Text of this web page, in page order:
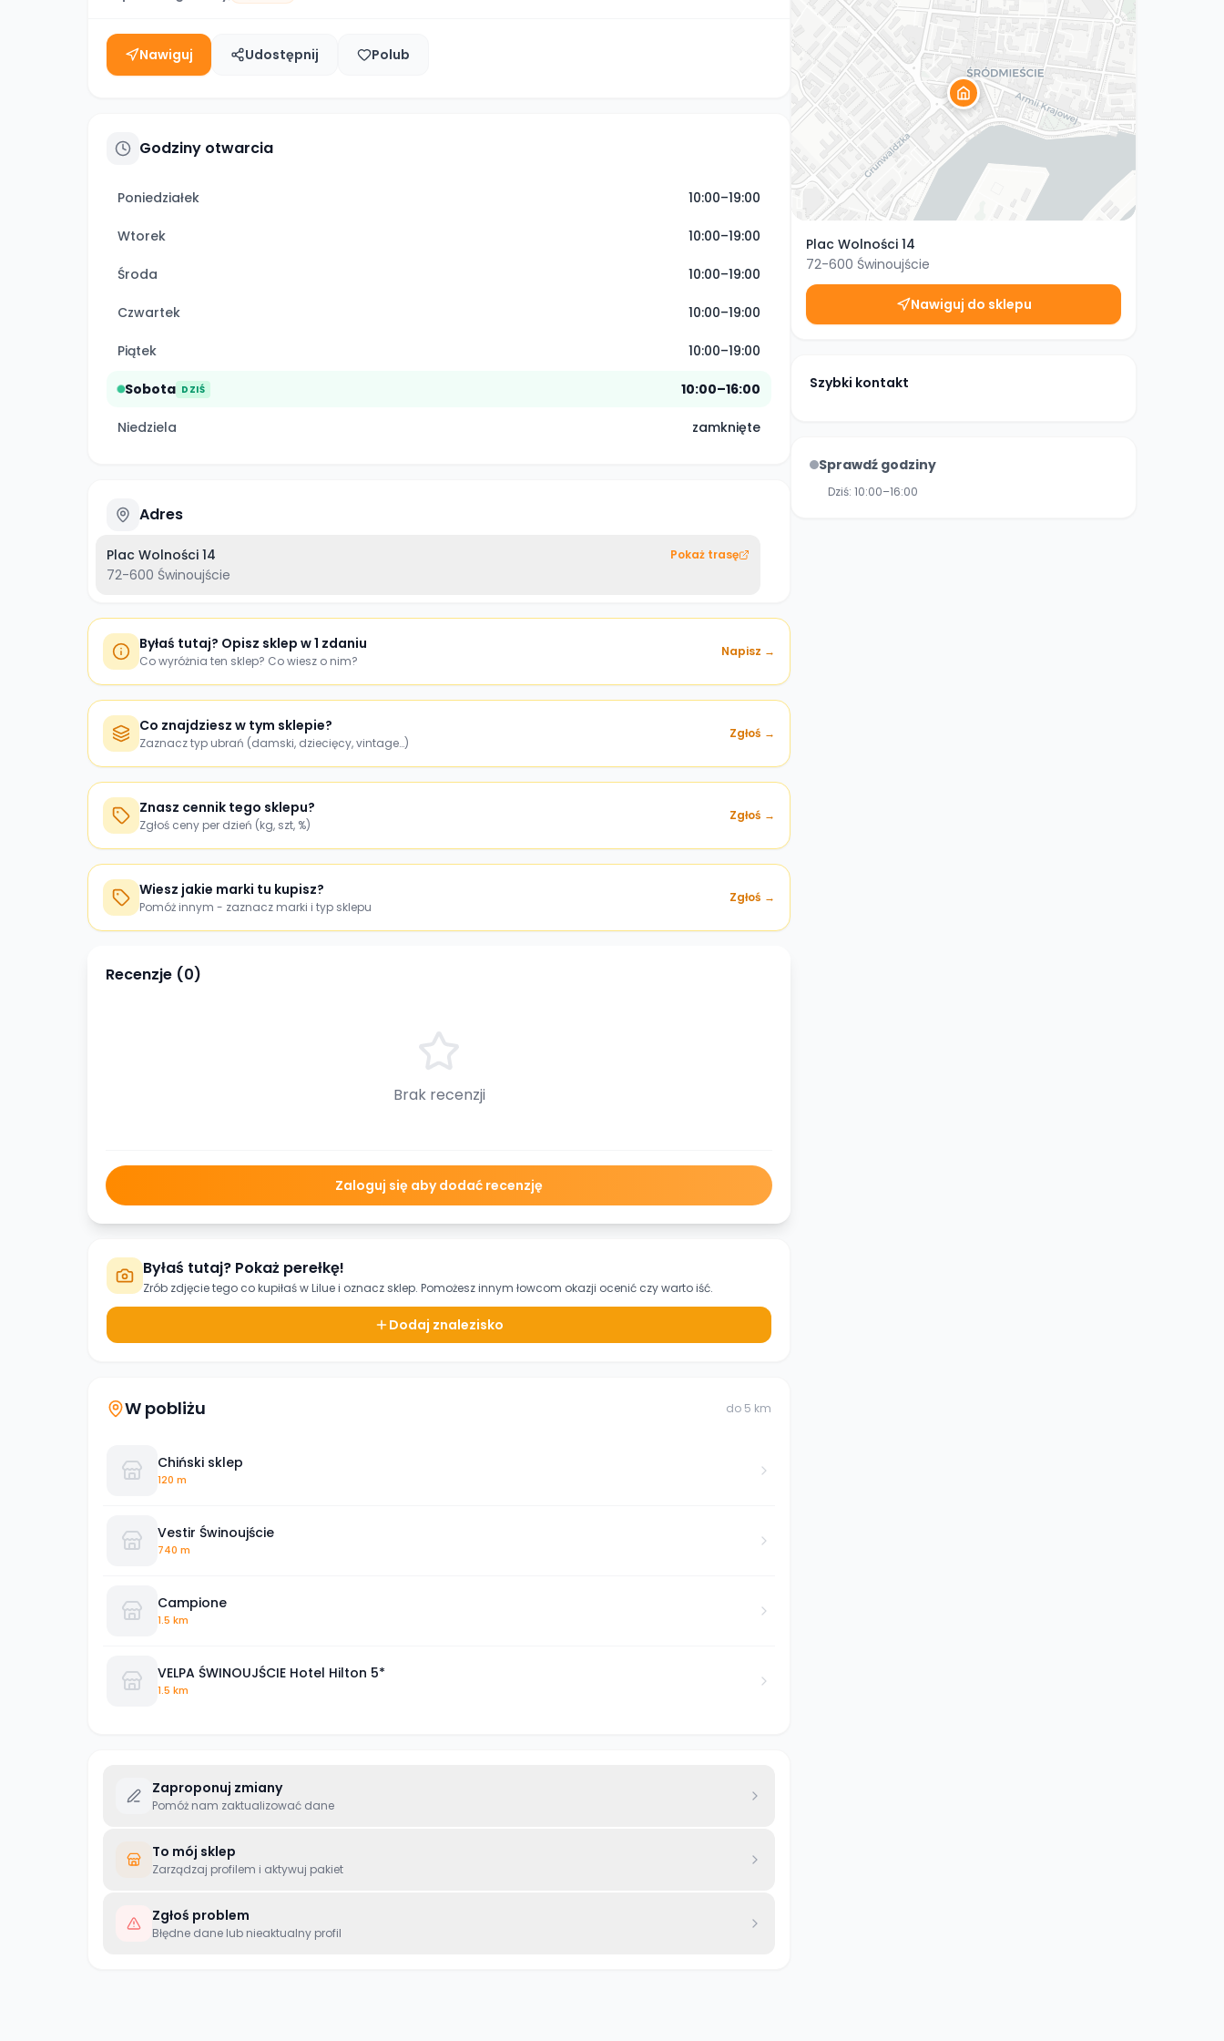
Nawiguj Udostępnij Polub
Godziny otwarcia
Poniedziałek 10:00–19:00
Wtorek 10:00–19:00
Środa 10:00–19:00
Czwartek 10:00–19:00
Piątek 10:00–19:00
Sobota DZIŚ 10:00–16:00
Niedziela zamknięte
Adres
Plac Wolności 14
72-600 Świnoujście
Pokaż trasę
Byłaś tutaj? Opisz sklep w 1 zdaniu
Co wyróżnia ten sklep? Co wiesz o nim?
Napisz →
Co znajdziesz w tym sklepie?
Zaznacz typ ubrań (damski, dziecięcy, vintage…)
Zgłoś →
Znasz cennik tego sklepu?
Zgłoś ceny per dzień (kg, szt, %)
Zgłoś →
Wiesz jakie marki tu kupisz?
Pomóż innym - zaznacz marki i typ sklepu
Zgłoś →
Recenzje (0)
Brak recenzji
Zaloguj się aby dodać recenzję
Byłaś tutaj? Pokaż perełkę!
Zrób zdjęcie tego co kupiłaś wLiluei oznacz sklep. Pomożesz innym łowcom okazji ocenić czy warto iść.
Dodaj znalezisko
W pobliżu do 5 km
Chiński sklep
120 m
Vestir Świnoujście
740 m
Campione
1.5 km
VELPA ŚWINOUJŚCIE Hotel Hilton 5*
1.5 km
Zaproponuj zmiany
Pomóż nam zaktualizować dane
To mój sklep
Zarządzaj profilem i aktywuj pakiet
Zgłoś problem
Błędne dane lub nieaktualny profil
Plac Wolności 14
72-600 Świnoujście
Nawiguj do sklepu
Szybki kontakt
Sprawdź godziny
Dziś: 10:00–16:00